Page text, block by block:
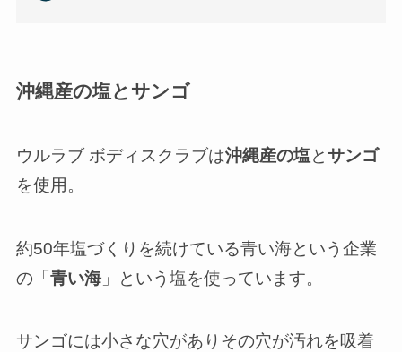
沖縄産の塩とサンゴ
ウルラブ ボディスクラブは沖縄産の塩とサンゴ
を使用。
約50年塩づくりを続けている青い海という企業
の「青い海」という塩を使っています。
サンゴには小さな穴がありその穴が汚れを吸着